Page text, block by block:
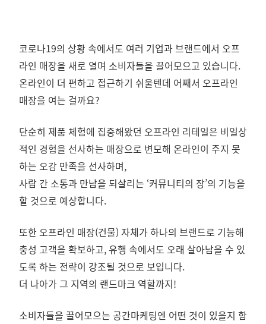
코로나19의 상황 속에서도 여러 기업과 브랜드에서 오프
라인 매장을 새로 열며 소비자들을 끌어모으고 있습니다.
온라인이 더 편하고 접근하기 쉬울텐데 어째서 오프라인
매장을 여는 걸까요?
단순히 제품 체험에 집중해왔던 오프라인 리테일은 비일상
적인 경험을 선사하는 매장으로 변모해 온라인이 주지 못
하는 오감 만족을 선사하며,
사람 간 소통과 만남을 되살리는 ‘커뮤니티의 장’의 기능을
할 것으로 예상합니다.
또한 오프라인 매장(건물) 자체가 하나의 브랜드로 기능해
충성 고객을 확보하고, 유행 속에서도 오래 살아남을 수 있
도록 하는 전략이 강조될 것으로 보입니다.
더 나아가 그 지역의 랜드마크 역할까지!
소비자들을 끌어모으는 공간마케팅엔 어떤 것이 있을지 함